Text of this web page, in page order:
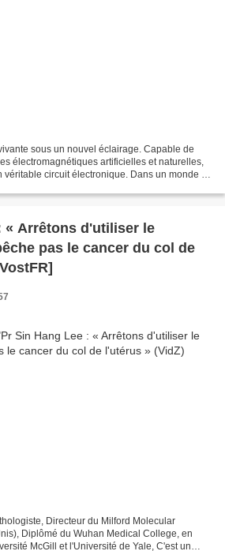
sous un nouvel éclairage. Capable de
électromagnétiques artificielles et naturelles,
véritable circuit électronique. Dans un monde où
« Arrêtons d'utiliser le
pas le cancer du col de
Directeur du Milford Molecular
Diplômé du Wuhan Medical College, en
McGill et l'Université de Yale, C'est un